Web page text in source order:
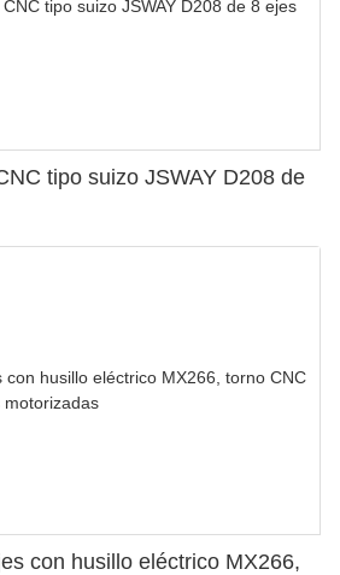
tipo suizo JSWAY D208 de
con husillo eléctrico MX266,